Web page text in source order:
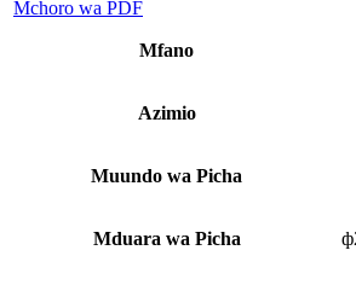
Mchoro wa PDF
Mfano
Azimio
Muundo wa Picha
Mduara wa Picha